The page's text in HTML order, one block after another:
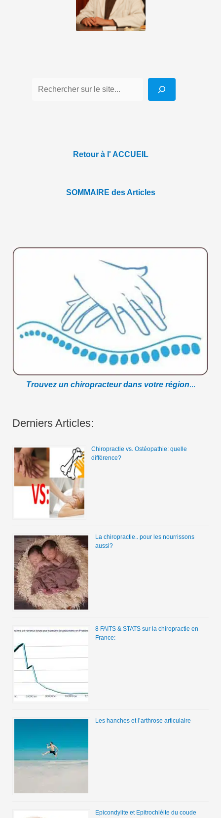
Retour à l' ACCUEIL
SOMMAIRE des Articles
Trouvez un chiropracteur dans votre région...
Derniers Articles:
Chiropractie vs. Ostéopathie: quelle
différence?
La chiropractie.. pour les nourrissons
aussi?
8 FAITS & STATS sur la chiropractie en
France:
Les hanches et l’arthrose articulaire
Epicondylite et Epitrochléite du coude